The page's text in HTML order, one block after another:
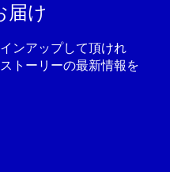
届け
ンアップして頂けれ
トーリーの最新情報を